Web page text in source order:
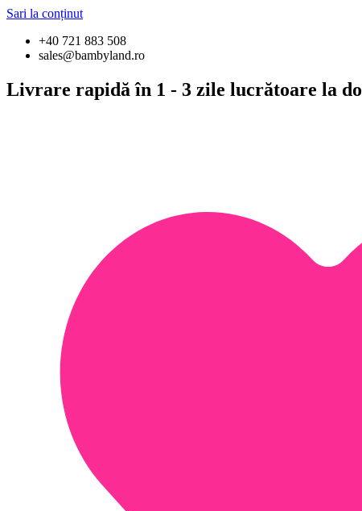
Sari la conținut
+40 721 883 508
sales@bambyland.ro
Livrare rapidă în 1 - 3 zile lucrătoare la